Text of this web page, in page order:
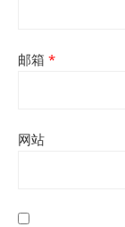
邮箱 *
网站